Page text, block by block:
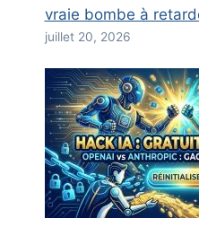
vraie bombe à
juillet 20, 2026